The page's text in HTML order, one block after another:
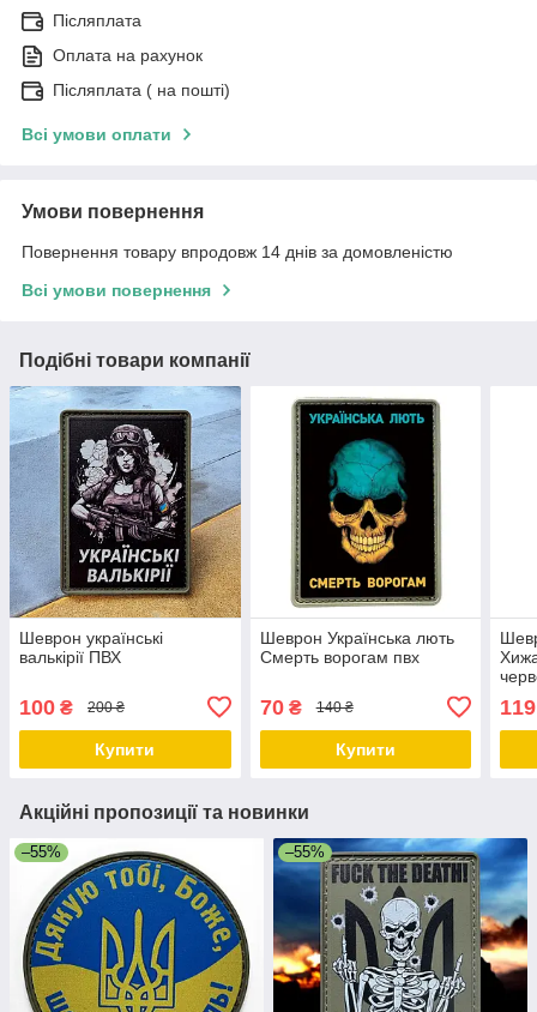
Післяплата
Оплата на рахунок
Післяплата ( на пошті)
Всі умови оплати
Умови повернення
Повернення товару впродовж 14 днів за домовленістю
Всі умови повернення
Подібні товари компанії
Шеврон українські
валькірії ПВХ
100 ₴ 200 ₴
Купити
Шеврон Українська лють
Смерть ворогам пвх
70₴ 140 ₴
Купити
119
Акційні пропозиції та новинки
–55% –55%